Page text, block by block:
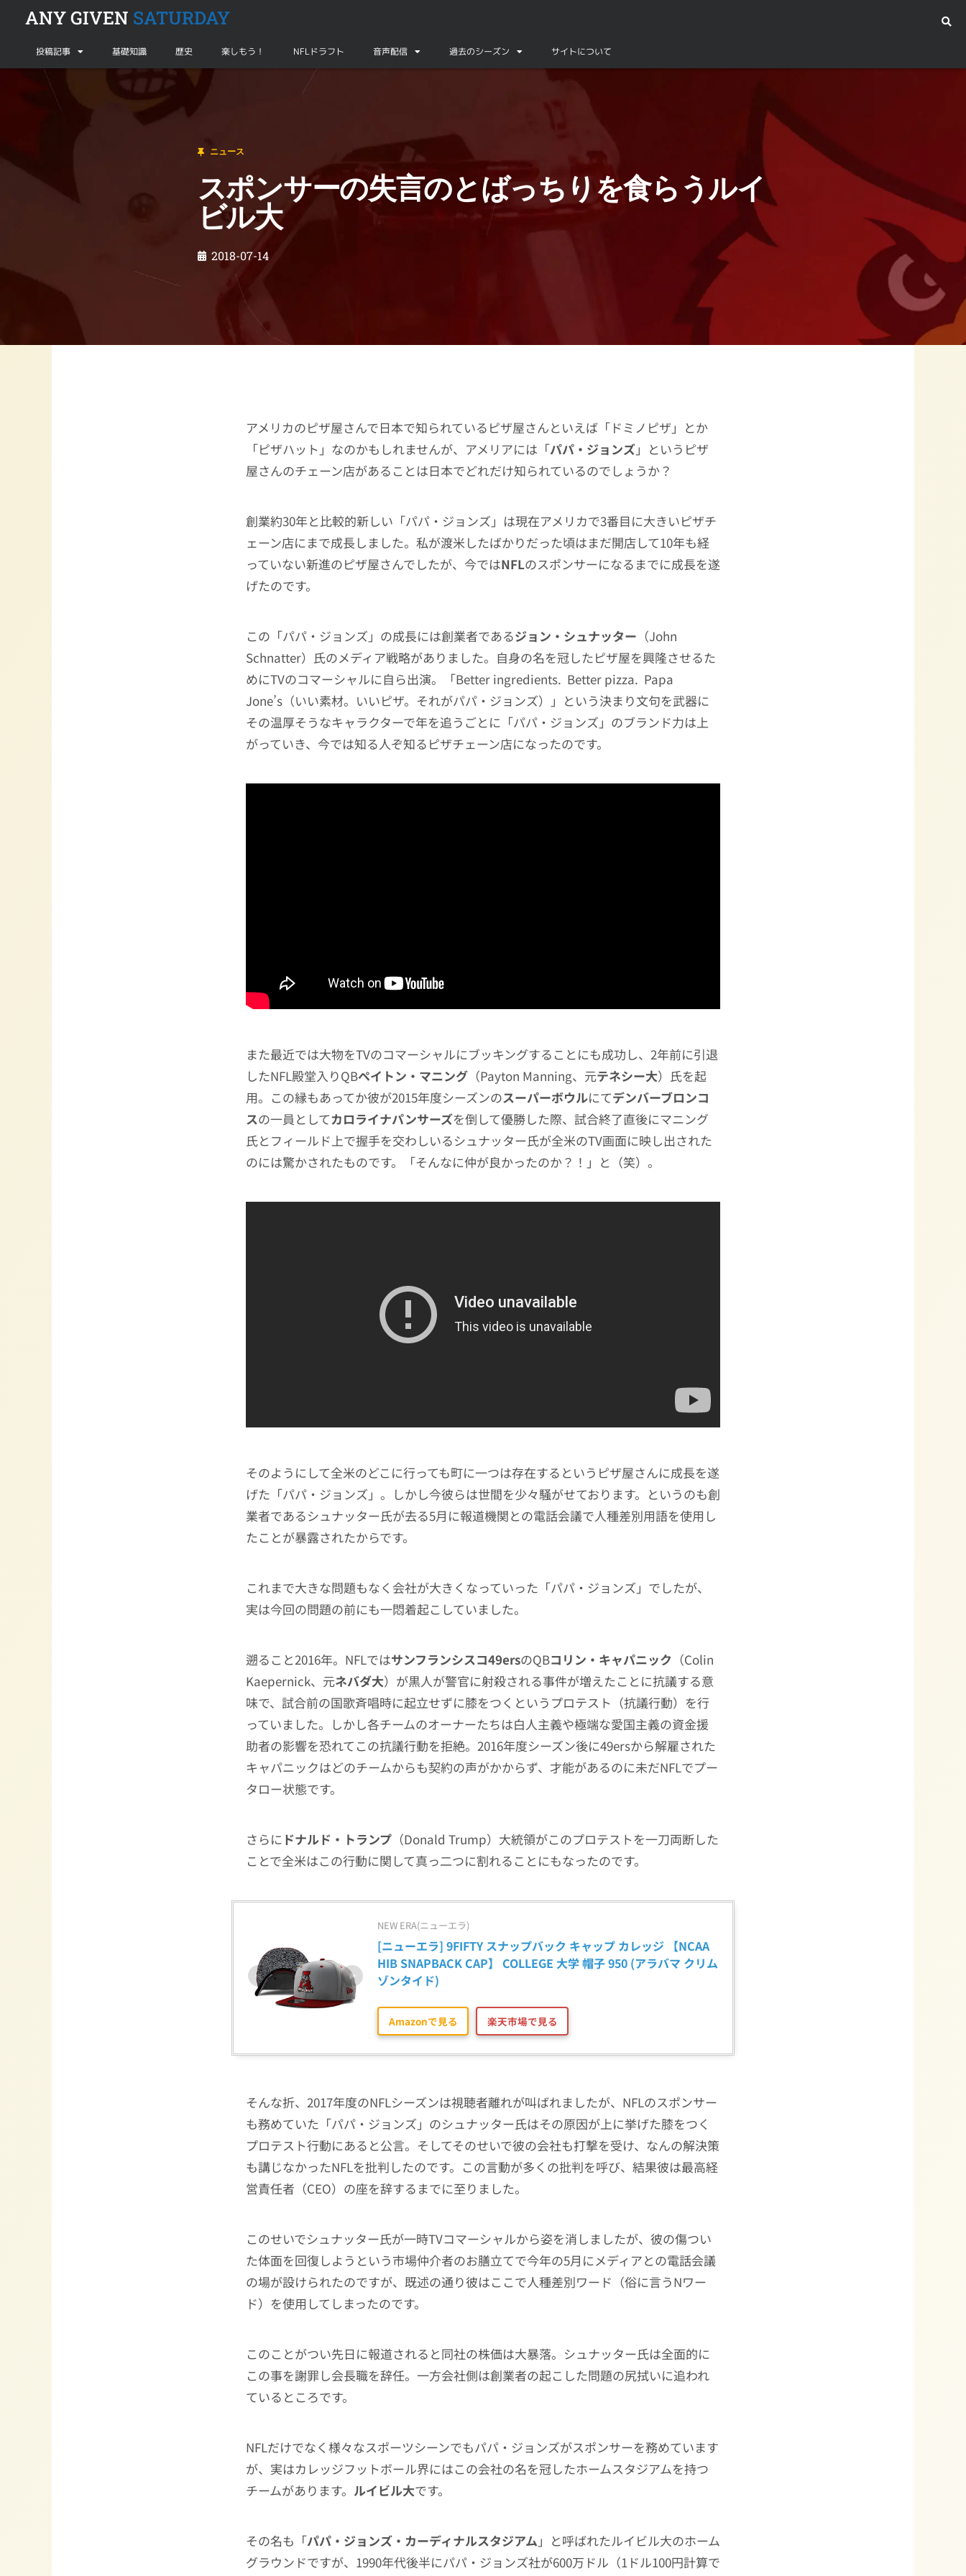
ANY GIVEN SATURDAY
投稿記事 基礎知識 歴史 楽しもう！ NFLドラフト 音声配信 過去のシーズン サイトについて
スポンサーの失言のとばっちりを食らうルイビル大
ニュース
スポンサーの失言のとばっちりを食らうルイ
ビル大
2018-07-14
アメリカのピザ屋さんで日本で知られているピザ屋さんといえば「ドミノピザ」とか
「ピザハット」なのかもしれませんが、アメリアには「パパ・ジョンズ」というピザ
屋さんのチェーン店があることは日本でどれだけ知られているのでしょうか？
創業約30年と比較的新しい「パパ・ジョンズ」は現在アメリカで3番目に大きいピザチ
ェーン店にまで成長しました。私が渡米したばかりだった頃はまだ開店して10年も経
っていない新進のピザ屋さんでしたが、今ではNFLのスポンサーになるまでに成長を遂
げたのです。
この「パパ・ジョンズ」の成長には創業者であるジョン・シュナッター （John
Schnatter）氏のメディア戦略がありました。自身の名を冠したピザ屋を興隆させるた
めにTVのコマーシャルに自ら出演。「Better ingredients. Better pizza. Papa
Jone’s（いい素材。いいピザ。それがパパ・ジョンズ）」という決まり文句を武器に
その温厚そうなキャラクターで年を追うごとに「パパ・ジョンズ」のブランド力は上
がっていき、今では知る人ぞ知るピザチェーン店になったのです。
また最近では大物をTVのコマーシャルにブッキングすることにも成功し、2年前に引退
したNFL殿堂入りQBペイトン・マニング （Payton Manning、元テネシー大）氏を起
用。この縁もあってか彼が2015年度シーズンのスーパーボウルにてデンバーブロンコ
スの一員としてカロライナパンサーズを倒して優勝した際、試合終了直後にマニング
氏とフィールド上で握手を交わしいるシュナッター氏が全米のTV画面に映し出された
のには驚かされたものです。「そんなに仲が良かったのか？！」と（笑）。
そのようにして全米のどこに行っても町に一つは存在するというピザ屋さんに成長を遂
げた「パパ・ジョンズ」。しかし今彼らは世間を少々騒がせております。というのも創
業者であるシュナッター氏が去る5月に報道機関との電話会議で人種差別用語を使用し
たことが暴露されたからです。
これまで大きな問題もなく会社が大きくなっていった「パパ・ジョンズ」でしたが、
実は今回の問題の前にも一悶着起こしていました。
遡ること2016年。NFLではサンフランシスコ49ersのQBコリン・キャパニック （Colin
Kaepernick、元ネバダ大）が黒人が警官に射殺される事件が増えたことに抗議する意
味で、試合前の国歌斉唱時に起立せずに膝をつくというプロテスト（抗議行動）を行
っていました。しかし各チームのオーナーたちは白人主義や極端な愛国主義の資金援
助者の影響を恐れてこの抗議行動を拒絶。2016年度シーズン後に49ersから解雇された
キャパニックはどのチームからも契約の声がかからず、才能があるのに未だNFLでプー
タロー状態です。
さらに ドナルド・トランプ （Donald Trump）大統領がこのプロテストを一刀両断した
ことで全米はこの行動に関して真っ二つに割れることにもなったのです。
NEW ERA(ニューエラ)
[ニューエラ] 9FIFTY スナップバック キャップ カレッジ 【NCAA
HIB SNAPBACK CAP】 COLLEGE 大学 帽子 950 (アラバマ クリム
ゾンタイド)
Amazonで見る 楽天市場で見る
そんな折、2017年度のNFLシーズンは視聴者離れが叫ばれましたが、NFLのスポンサー
も務めていた「パパ・ジョンズ」のシュナッター氏はその原因が上に挙げた膝をつく
プロテスト行動にあると公言。そしてそのせいで彼の会社も打撃を受け、なんの解決策
も講じなかったNFLを批判したのです。この言動が多くの批判を呼び、結果彼は最高経
営責任者（CEO）の座を辞するまでに至りました。
このせいでシュナッター氏が一時TVコマーシャルから姿を消しましたが、彼の傷つい
た体面を回復しようという市場仲介者のお膳立てで今年の5月にメディアとの電話会議
の場が設けられたのですが、既述の通り彼はここで人種差別ワード（俗に言うNワー
ド）を使用してしまったのです。
このことがつい先日に報道されると同社の株価は大暴落。シュナッター氏は全面的に
この事を謝罪し会長職を辞任。一方会社側は創業者の起こした問題の尻拭いに追われ
ているところです。
NFLだけでなく様々なスポーツシーンでもパパ・ジョンズがスポンサーを務めています
が、実はカレッジフットボール界にはこの会社の名を冠したホームスタジアムを持つ
チームがあります。 ルイビル大です。
その名も「パパ・ジョンズ・カーディナルスタジアム 」と呼ばれたルイビル大のホーム
グラウンドですが、1990年代後半にパパ・ジョンズ社が600万ドル（1ドル100円計算で